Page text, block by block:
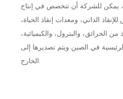
يمكن للشركة أن تتخصص في إنتاج
الذاتي، ومعدات إنقاذ الحياة،
الحرائق، والبترول، والكيميائية،
في الصين ويتم تصديرها إلى
الخارج.